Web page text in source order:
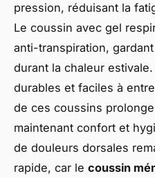
pression, réduisant la
Le coussin avec gel
anti-transpiration,
durant la chaleur
durables et faciles à
de ces coussins
maintenant confort et
de douleurs dorsales
rapide, car le coussin